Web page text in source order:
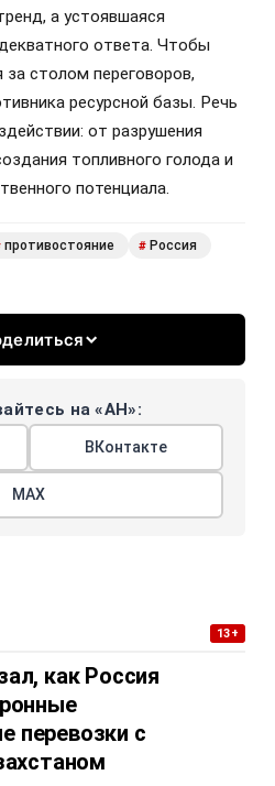
а устоявшаяся
ответа. Чтобы
столом переговоров,
ресурсной базы. Речь
от разрушения
топливного голода и
потенциала.
противостояние # Россия
на «АН»:
ВКонтакте
МАХ
13+
как Россия
перевозки с